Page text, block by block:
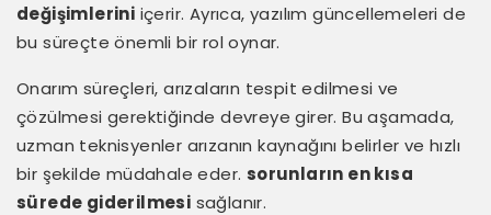
değişimlerini içerir. Ayrıca, yazılım güncellemeleri de
bu süreçte önemli bir rol oynar.
Onarım süreçleri, arızaların tespit edilmesi ve
çözülmesi gerektiğinde devreye girer. Bu aşamada,
uzman teknisyenler arızanın kaynağını belirler ve hızlı
bir şekilde müdahale eder. sorunların en kısa
sürede giderilmesi sağlanır.